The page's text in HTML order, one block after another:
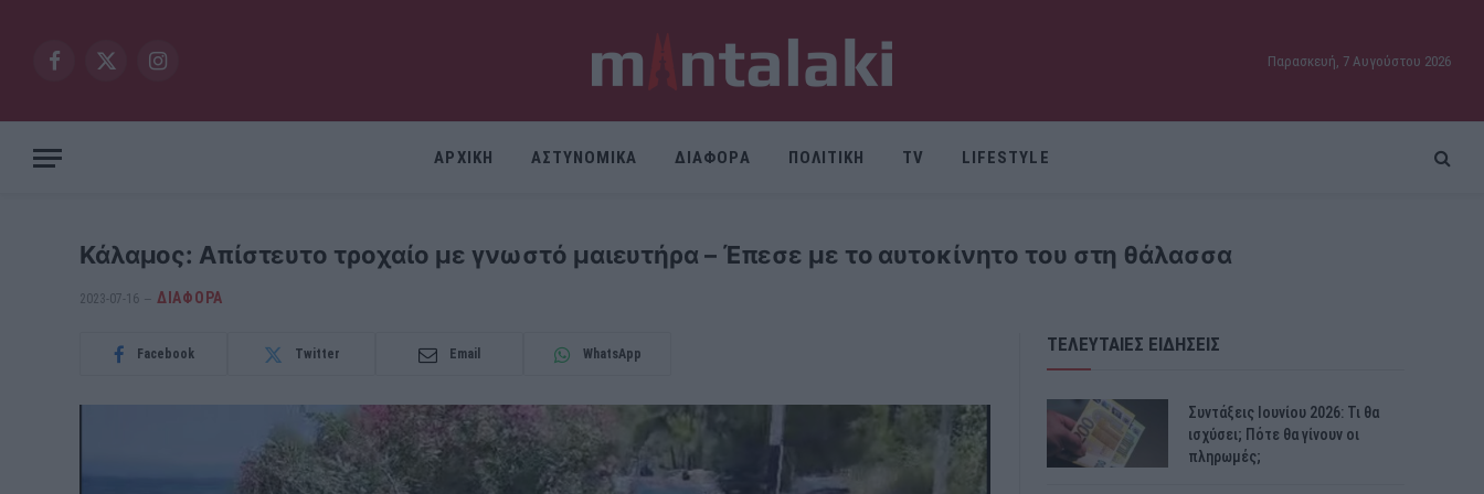
Facebook
X
Instagram
Παρασκευή, 7 Αυγούστου 2026
ΑΡΧΙΚΗ ΑΣΤΥΝΟΜΙΚΑ ΔΙΑΦΟΡΑ ΠΟΛΙΤΙΚΗ TV LIFESTYLE
Κάλαμος: Απίστευτο τροχαίο με γνωστό μαιευτήρα – Έπεσε με το αυτοκίνητο του στη θάλασσα
2023-07-16 ΔΙΆΦΟΡΑ
Facebook Twitter Email WhatsApp ΤΕΛΕΥΤΑΙΕΣ ΕΙΔΗΣΕΙΣ
Συντάξεις Ιουνίου 2026: Τι θα
ισχύσει; Πότε θα γίνουν οι
πληρωμές;